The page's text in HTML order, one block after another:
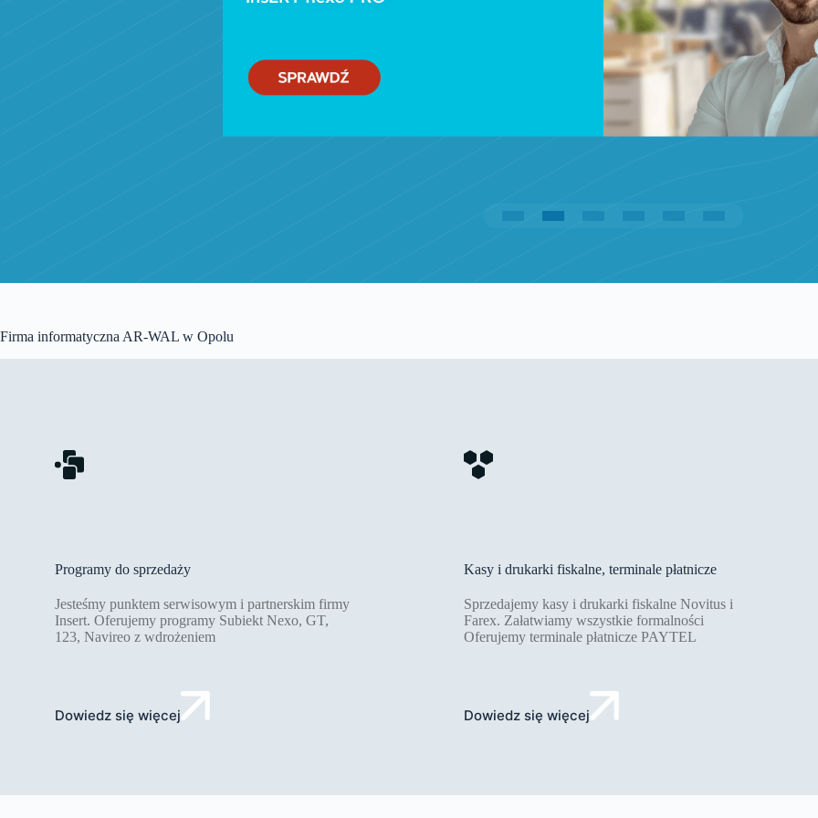
Firma informatyczna AR-WAL w Opolu
Programy do sprzedaży
Jesteśmy punktem serwisowym i partnerskim firmy
Insert. Oferujemy programy Subiekt Nexo, GT,
123, Navireo z wdrożeniem
Dowiedz się więcej
Kasy i drukarki fiskalne, terminale płatnicze
Sprzedajemy kasy i drukarki fiskalne Novitus i
Farex. Załatwiamy wszystkie formalności
Oferujemy terminale płatnicze PAYTEL
Dowiedz się więcej